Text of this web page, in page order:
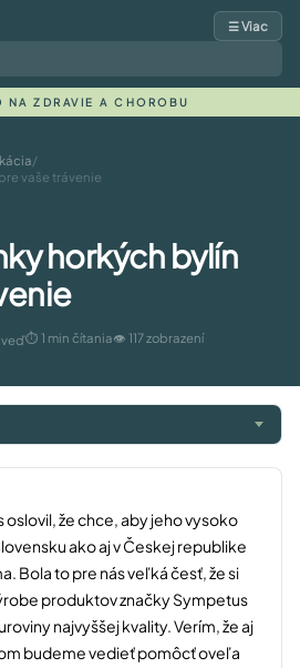
☰ Viac
NA ZDRAVIE A CHOROBU
/
vaše trávenie
horkých bylín
⏱ 1 min čítania👁 117 zobrazení
že chce, aby jeho vysoko
ako aj v Českej republike
Bola to pre nás veľká česť, že si
produktov značky Sympetus
najvyššej kvality. Verím, že aj
budeme vedieť pomôcť oveľa